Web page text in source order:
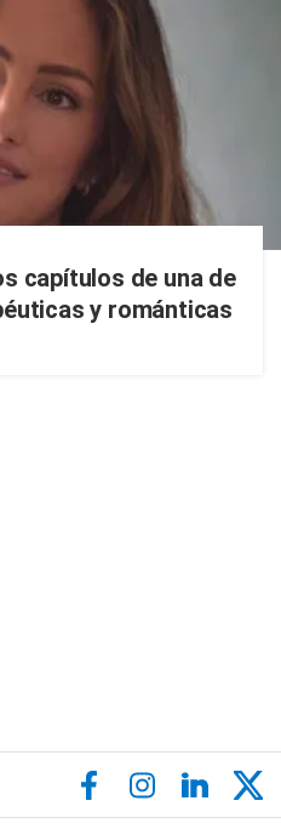
capítulos de una de
y románticas